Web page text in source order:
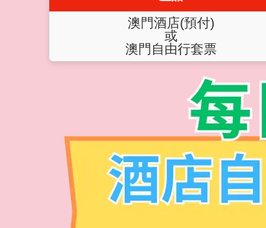
澳門酒店(預付)
或
澳門自由行套票